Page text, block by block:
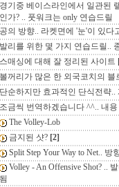
경기중 베이스라인에서 일관된
인가? .. 풋워크는 only 연습드릴
공의 방향.. 라켓면에 '눈'이 있다
발리를 위한 몇 가지 연습드릴..
스매싱에 대해 잘 정리된 사이트
볼꺼리가 많은 한 외국코치의 블
단순하지만 효과적인 단식전략..
조금씩 번역하겠습니다 ^^.. 내
The Volley-Lob
금지된 샷? [2]
Split Step Your Way to Net..
Volley - An Offensive Shot? ..
됨